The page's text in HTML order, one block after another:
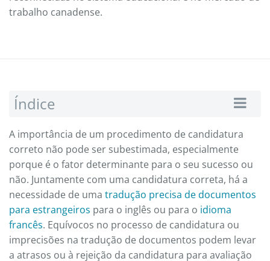
trabalho canadense.
Índice
A importância de um procedimento de candidatura
correto não pode ser subestimada, especialmente
porque é o fator determinante para o seu sucesso ou
não. Juntamente com uma candidatura correta, há a
necessidade de uma tradução precisa de documentos
para estrangeiros para o inglês ou para o idioma
francês. Equívocos no processo de candidatura ou
imprecisões na tradução de documentos podem levar
a atrasos ou à rejeição da candidatura para avaliação